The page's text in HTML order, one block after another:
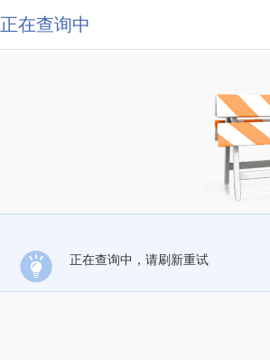
正在查询中
正在查询中，请刷新重试